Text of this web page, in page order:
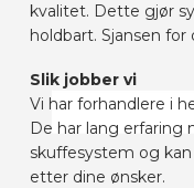
kvalitet. Dette gjør
holdbart. Sjansen
Slik jobber vi
Vi har forhandlere i
De har lang erfaring
skuffesystem og
etter dine ønsker.